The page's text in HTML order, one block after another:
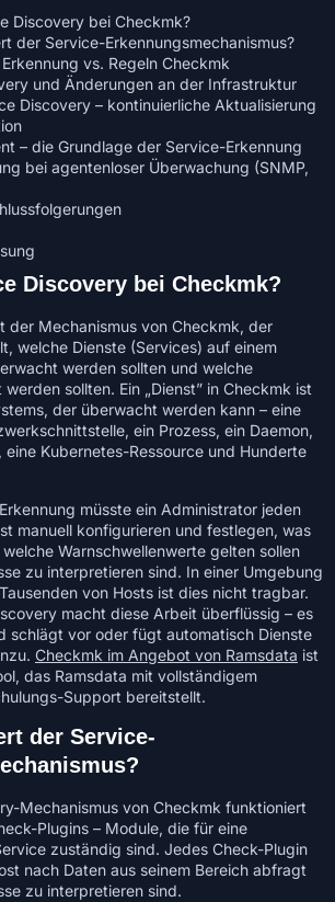
Discovery bei Checkmk?
der Service-Erkennungsmechanismus?
vs. Regeln Checkmk
und Änderungen an der Infrastruktur
Discovery – kontinuierliche Aktualisierung
– die Grundlage der Service-Erkennung
bei agentenloser Überwachung (SNMP,
Discovery bei Checkmk?
der Mechanismus von Checkmk, der
welche Dienste (Services) auf einem
werden sollten und welche
sollten. Ein „Dienst” in Checkmk ist
der überwacht werden kann – eine
ein Prozess, ein Daemon,
Kubernetes-Ressource und Hunderte
müsste ein Administrator jeden
manuell konfigurieren und festlegen, was
Warnschwellenwerte gelten sollen
zu interpretieren sind. In einer Umgebung
von Hosts ist dies nicht tragbar.
macht diese Arbeit überflüssig – es
schlägt vor oder fügt automatisch Dienste
Checkmk im Angebot von Ramsdata ist
das Ramsdata mit vollständigem
Support bereitstellt.
der Service-
Mechanismus von Checkmk funktioniert
Plugins – Module, die für eine
zuständig sind. Jedes Check-Plugin
nach Daten aus seinem Bereich abfragt
zu interpretieren sind.